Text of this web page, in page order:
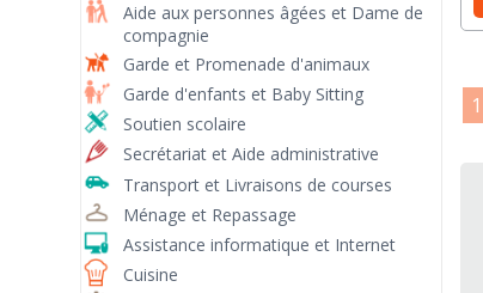
1
Aide aux personnes âgées et Dame de
compagnie
Garde et Promenade d'animaux
Garde d'enfants et Baby Sitting
Soutien scolaire
Secrétariat et Aide administrative
Transport et Livraisons de courses
Ménage et Repassage
Assistance informatique et Internet
Cuisine